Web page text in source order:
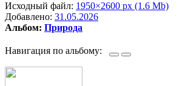
Исходный файл: 1950×2600 px (1.6 Mb)
Добавлено: 31.05.2026
Альбом: Природа
Навигация по альбому: